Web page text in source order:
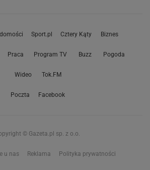
Sport.pl Cztery Kąty Biznes
Praca Program TV Buzz Pogoda
Wideo Tok.FM
Poczta Facebook
© Gazeta.pl sp. z o.o.
u nas Reklama Polityka prywatności